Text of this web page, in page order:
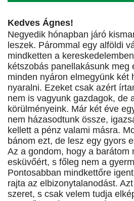
Kedves Ágnes!
Negyedik hónapban járó
leszek. Párommal egy alföldi
mindketten a
kétszobás panellakásunk meg
minden nyáron elmegyünk két
nyaralni. Ezeket csak azért
nem is vagyunk gazdagok, de
körülményeink. Már két éve
nem házasodtunk össze,
kellett a pénz valami másra.
bánom ezt, de lesz egy gyors
Az a gondom, hogy a barátom
esküvőért, s főleg nem a
Pontosabban mindkettőre
rajta az elbizonytalanodást.
szeret, s csak velem tudja